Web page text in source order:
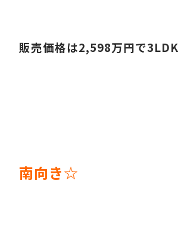
販売価格は2,598万円で
南向き☆